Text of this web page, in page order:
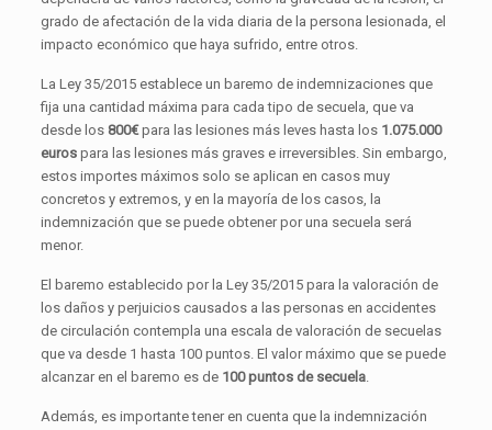
grado de afectación de la vida diaria de la persona lesionada, el
impacto económico que haya sufrido, entre otros.
La Ley 35/2015 establece un baremo de indemnizaciones que
fija una cantidad máxima para cada tipo de secuela, que va
desde los 800€para las lesiones más leves hasta los 1.075.000
eurospara las lesiones más graves e irreversibles. Sin embargo,
estos importes máximos solo se aplican en casos muy
concretos y extremos, y en la mayoría de los casos, la
indemnización que se puede obtener por una secuela será
menor.
El baremo establecido por la Ley 35/2015 para la valoración de
los daños y perjuicios causados a las personas en accidentes
de circulación contempla una escala de valoración de secuelas
que va desde 1 hasta 100 puntos. El valor máximo que se puede
alcanzar en el baremo es de 100 puntos de secuela.
Además, es importante tener en cuenta que la indemnización